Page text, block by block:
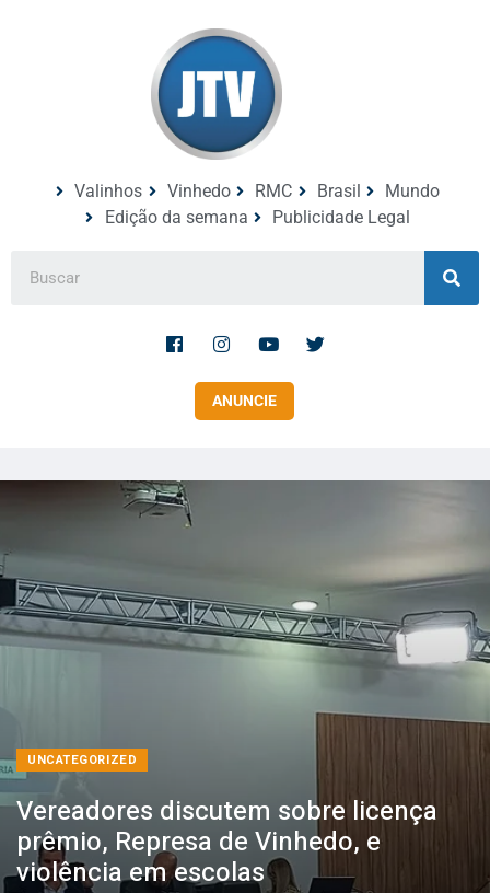
Valinhos Vinhedo RMC Brasil
Mundo
Edição da semana
Publicidade Legal
ANUNCIE
UNCATEGORIZED
Vereadores discutem sobre licença
prêmio, Represa de Vinhedo, e
violência em escolas